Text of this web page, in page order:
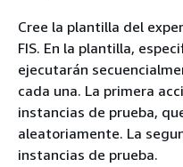
Cree la plantilla del
FIS. En la plantilla,
ejecutarán
cada una. La primera
instancias de prueba,
aleatoriamente. La
instancias de prueba.